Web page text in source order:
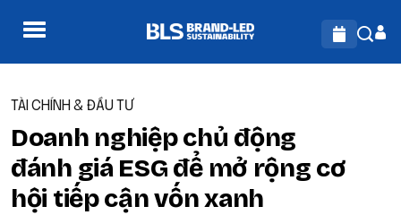
TÀI CHÍNH & ĐẦU TƯ
Doanh nghiệp chủ động
đánh giá ESG để mở rộng cơ
hội tiếp cận vốn xanh